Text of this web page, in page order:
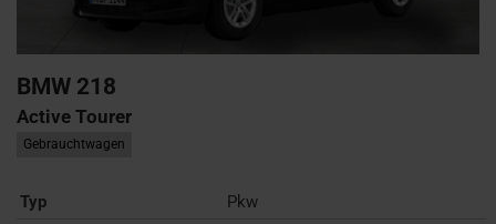
BMW 218
Active Tourer
Gebrauchtwagen
Typ
Pkw